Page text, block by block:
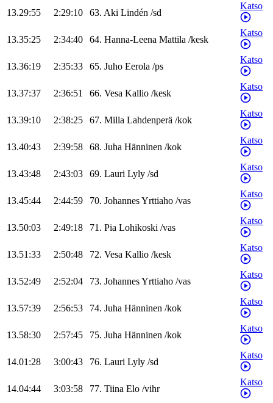
13.29:55 2:29:10 63. Aki Lindén /sd
Katso
13.35:25 2:34:40 64. Hanna-Leena Mattila /kesk
Katso
13.36:19 2:35:33 65. Juho Eerola /ps
Katso
13.37:37 2:36:51 66. Vesa Kallio /kesk
Katso
13.39:10 2:38:25 67. Milla Lahdenperä /kok
Katso
13.40:43 2:39:58 68. Juha Hänninen /kok
Katso
13.43:48 2:43:03 69. Lauri Lyly /sd
Katso
13.45:44 2:44:59 70. JohannesYrttiaho /vas
Katso
13.50:03 2:49:18 71. Pia Lohikoski /vas
Katso
13.51:33 2:50:48 72. Vesa Kallio /kesk
Katso
13.52:49 2:52:04 73. JohannesYrttiaho /vas
Katso
13.57:39 2:56:53 74. Juha Hänninen /kok
Katso
13.58:30 2:57:45 75. Juha Hänninen /kok
Katso
14.01:28 3:00:43 76. Lauri Lyly /sd
Katso
14.04:44 3:03:58 77. Tiina Elo /vihr
Katso